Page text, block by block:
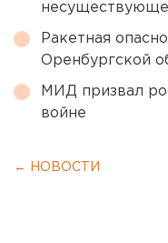
Ракетная
Оренбургской
МИД призвал
войне
← НОВОСТИ